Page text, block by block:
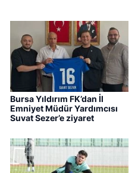
Bursa Yıldırım FK’dan İl
Emniyet Müdür Yardımcısı
Suvat Sezer’e ziyaret